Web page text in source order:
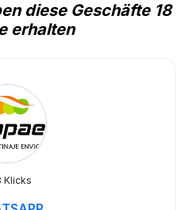
diese Geschäfte 18
erhalten
Klicks